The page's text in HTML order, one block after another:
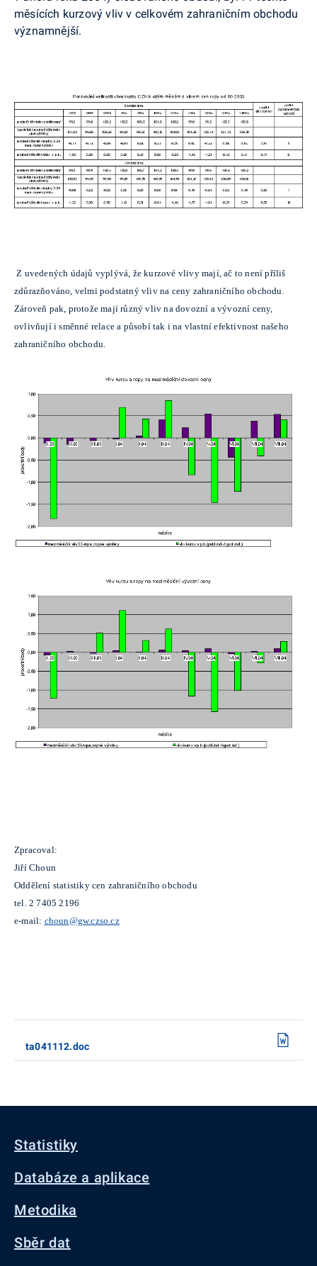
měsících kurzový vliv v celkovém zahraničním obchodu
významnější.
Z uvedených údajů vyplývá, že kurzové vlivy mají, ač to není příliš
zdůrazňováno, velmi podstatný vliv na ceny zahraničního obchodu.
Zároveň pak, protože mají různý vliv na dovozní a vývozní ceny,
ovlivňují i směnné relace a působí tak i na vlastní efektivnost našeho
zahraničního obchodu.
Zpracoval:
Jiří Choun
Oddělení statistiky cen zahraničního obchodu
tel. 2 7405 2196
e-mail: choun@gw.czso.cz
ta041112.doc
Statistiky
Databáze a aplikace
Metodika
Sběr dat